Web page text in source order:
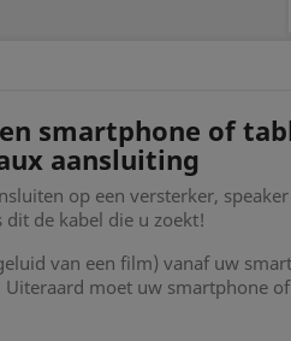
smartphone of
aansluiting
op een versterker,
de kabel die u zoekt!
van een film) vanaf uw
moet uw smartphone